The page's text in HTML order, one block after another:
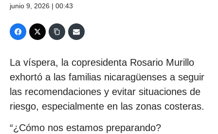
junio 9, 2026 | 00:43
La víspera, la copresidenta Rosario Murillo
exhortó a las familias nicaragüenses a seguir
las recomendaciones y evitar situaciones de
riesgo, especialmente en las zonas costeras.
“¿Cómo nos estamos preparando?